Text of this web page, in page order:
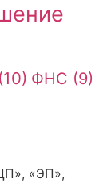
(10) ФНС (9)
«ЭП»,